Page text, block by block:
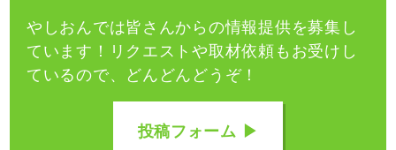
やしおんでは皆さんからの情報提供を募集し
ています！ リクエストや取材依頼もお受けし
ているので、どんどんどうぞ！
投稿フォーム ▶